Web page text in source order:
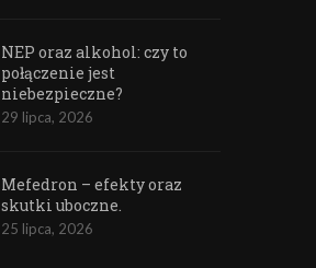
NEP oraz alkohol: czy to
połączenie jest
niebezpieczne?
29 lipca, 2026
Mefedron – efekty oraz
skutki uboczne.
25 lipca, 2026